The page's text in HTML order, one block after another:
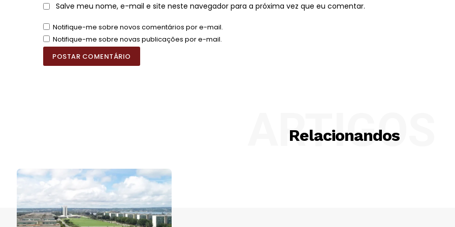
Salve meu nome, e-mail e site neste navegador para a próxima vez que eu comentar.
Notifique-me sobre novos comentários por e-mail.
Notifique-me sobre novas publicações por e-mail.
Relacionandos
ARTIGOS